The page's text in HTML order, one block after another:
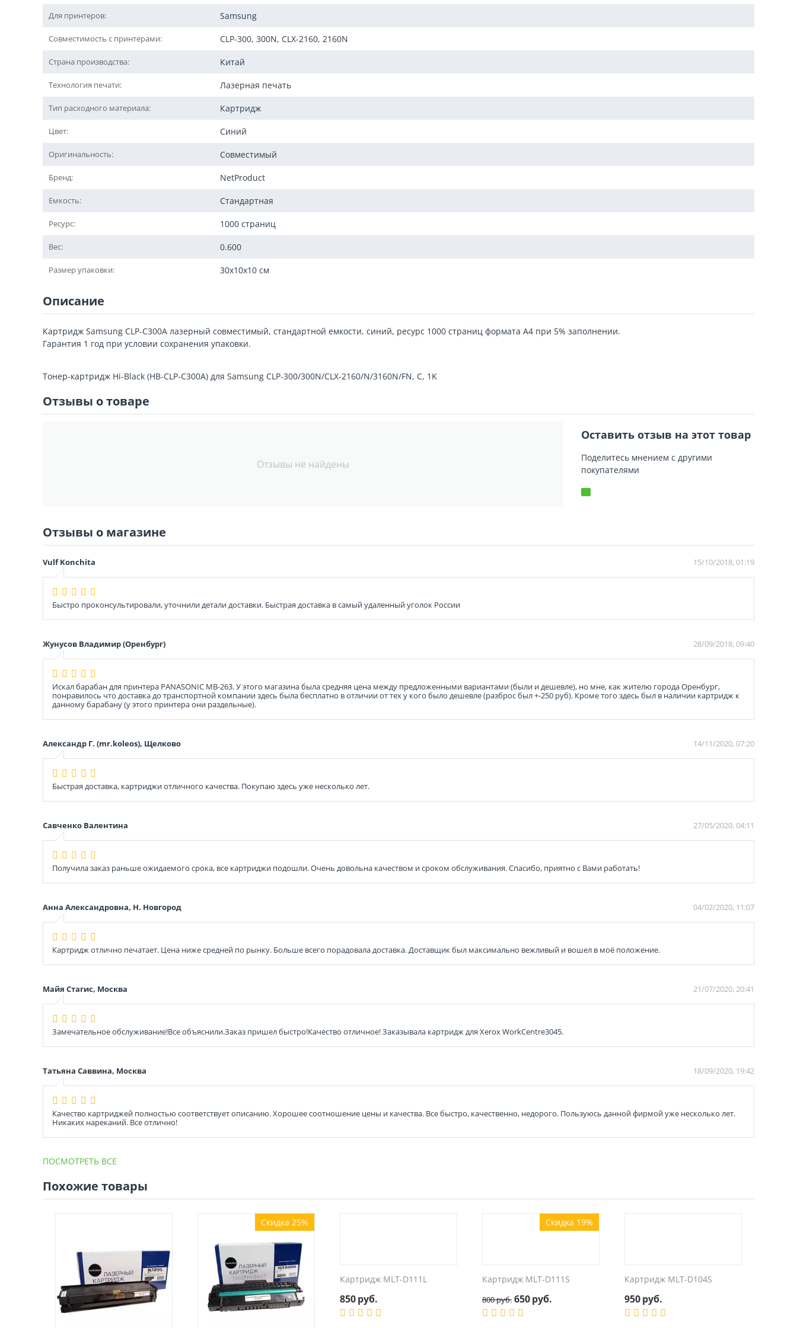
Для принтеров: Samsung
Совместимость с принтерами: CLP-300, 300N, CLX-2160, 2160N
Страна производства: Китай
Технология печати: Лазерная печать
Тип расходного материала: Картридж
Цвет: Синий
Оригинальность: Совместимый
Бренд: NetProduct
Емкость: Стандартная
Ресурс: 1000 страниц
Вес: 0.600
Размер упаковки: 30x10x10 см
Описание
Картридж Samsung CLP-C300A лазерный совместимый, стандартной емкости, синий, ресурс 1000 страниц формата А4 при 5% заполнении.
Гарантия 1 год при условии сохранения упаковки.
Тонер-картридж Hi-Black (HB-CLP-C300A) для Samsung CLP-300/300N/CLX-2160/N/3160N/FN, C, 1K
Отзывы о товаре
Отзывы не найдены
Оставить отзыв на этот товар
Поделитесь мнением с другими
покупателями
Отзывы о магазине
Vulf Konchita 15/10/2018, 01:19
Быстро проконсультировали, уточнили детали доставки. Быстрая доставка в самый удаленный уголок России
Жунусов Владимир (Оренбург) 28/09/2018, 09:40
Искал барабан для принтера PANASONIC MB-263. У этого магазина была средняя цена между предложенными вариантами (были и дешевле), но мне, как жителю города Оренбург,
понравилось что доставка до транспортной компании здесь была бесплатно в отличии от тех у кого было дешевле (разброс был +-250 руб). Кроме того здесь был в наличии картридж к
данному барабану (у этого принтера они раздельные).
Александр Г. (mr.koleos), Щелково 14/11/2020, 07:20
Быстрая доставка, картриджи отличного качества. Покупаю здесь уже несколько лет.
Савченко Валентина 27/05/2020, 04:11
Получила заказ раньше ожидаемого срока, все картриджи подошли. Очень довольна качеством и сроком обслуживания. Спасибо, приятно с Вами работать!
Анна Александровна, Н. Новгород 04/02/2020, 11:07
Картридж отлично печатает. Цена ниже средней по рынку. Больше всего порадовала доставка. Доставщик был максимально вежливый и вошел в моё положение.
Майя Стагис, Москва 21/07/2020, 20:41
Замечательное обслуживание!Все объяснили.Заказ пришел быстро!Качество отличное! Заказывала картридж для Xerox WorkCentre3045.
Татьяна Саввина, Москва 18/09/2020, 19:42
Качество картриджей полностью соответствует описанию. Хорошее соотношение цены и качества. Все быстро, качественно, недорого. Пользуюсь данной фирмой уже несколько лет.
Никаких нареканий. Все отлично!
ПОСМОТРЕТЬ ВСЕ
Похожие товары
Скидка 25%
Картридж MLT-D111L
850руб.
Скидка 19%
Картридж MLT-D111S
800руб. 650руб.
Картридж MLT-D104S
950руб.